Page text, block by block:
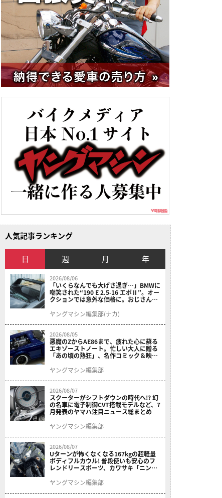
人気記事ランキング
日 週 月 年
2026/08/06
「いくらなんでも大げさ過ぎ…」BMWに
嘲笑された“190 E 2.5-16 エボⅡ”。オー
クションでは意外な価格に。おじさん達
ヤングマシン編集部(ナカ)
2026/08/05
悪魔のZからAE86まで、疲れた心に蘇る
エキゾーストノート。忙しい大人に贈る
「あの頃の熱狂」、名作コミック＆映画
結！
ヤングマシン編集部
2026/08/07
スクーターがシフトダウンの時代へ!? 幻
の名車に電子制御CVT搭載モデルなど、7
月発表のヤマハ注目ニュース総まとめ
ヤングマシン編集部
2026/08/07
Uターンが怖くなくなる167kgの超軽量
ボディフルカウル! 普段使いも安心のフ
レンドリースポーツ、カワサキ「ニンジ
9/5発売
ヤングマシン編集部